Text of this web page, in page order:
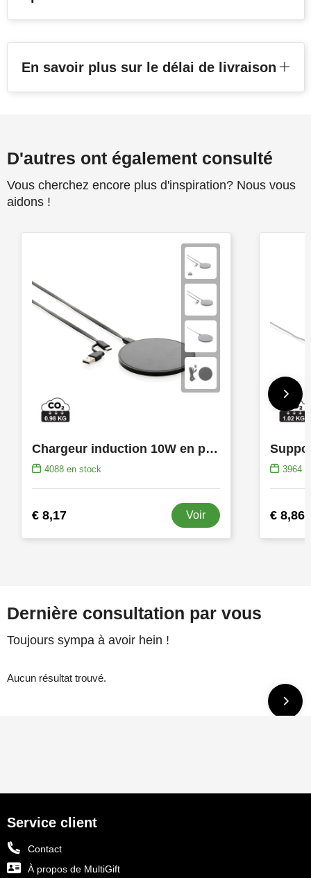
En savoir plus sur le délai de livraison
D'autres ont également consulté
Vous cherchez encore plus d'inspiration? Nous vous
aidons !
Chargeur induction 10W en plastique recyclé RCS
4088en stock
€ 8,17 Voir
3964
€ 8,86
Dernière consultation par vous
Toujours sympa à avoir hein !
Aucun résultat trouvé.
Service client
Contact
À propos de MultiGift